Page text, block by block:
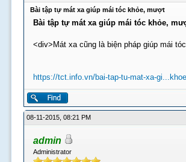
Bài tập tự mát xa giúp mái tóc khỏe, mượt
Bài tập tự mát xa giúp mái tóc khỏe,
<div>Mát xa cũng là biện pháp giúp mái
https://tct.info.vn/bai-tap-tu-mat-xa-
08-11-2015, 08:21 PM
admin
Administrator